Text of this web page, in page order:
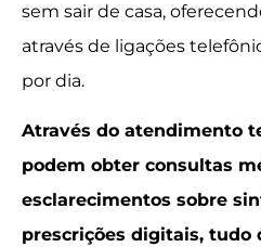
sem sair de casa,
através de ligações
por dia.
Através do atendimento
podem obter consultas
esclarecimentos sobre
prescrições digitais, tudo